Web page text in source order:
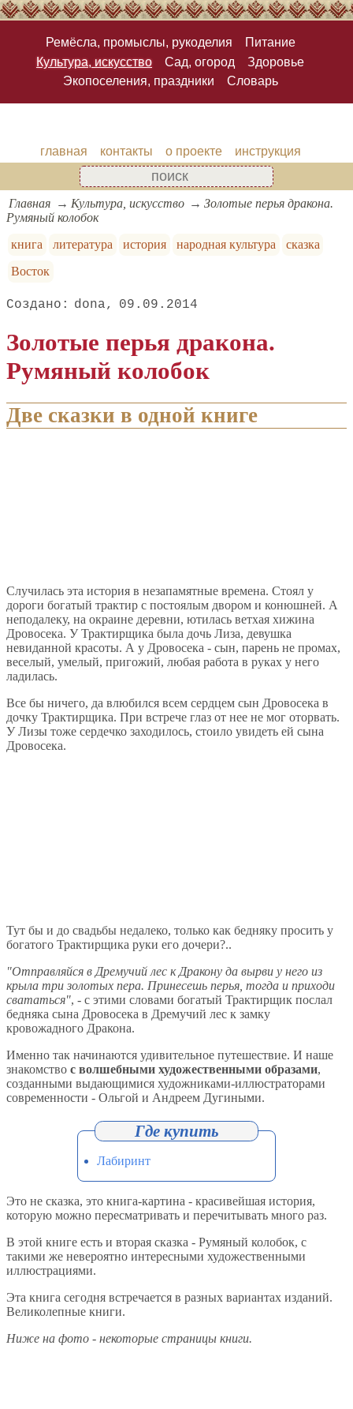
Ремёсла, промыслы, рукоделия
Питание
Культура, искусство
Сад, огород
Здоровье
Экопоселения, праздники
Словарь
главная контакты о проекте инструкция
Главная Культура, искусство
Золотые перья дракона.
Румяный колобок
книга
литература история народная культура
сказка
Восток
dona 09.09.2014
Золотые перья дракона.
Румяный колобок
Две сказки в одной книге
Случилась эта история в незапамятные времена. Стоял у
дороги богатый трактир с постоялым двором и конюшней. А
неподалеку, на окраине деревни, ютилась ветхая хижина
Дровосека. У Трактирщика была дочь Лиза, девушка
невиданной красоты. А у Дровосека - сын, парень не промах,
веселый, умелый, пригожий, любая работа в руках у него
ладилась.
Все бы ничего, да влюбился всем сердцем сын Дровосека в
дочку Трактирщика. При встрече глаз от нее не мог оторвать.
У Лизы тоже сердечко заходилось, стоило увидеть ей сына
Дровосека.
Тут бы и до свадьбы недалеко, только как бедняку просить у
богатого Трактирщика руки его дочери?..
"Отправляйся в Дремучий лес к Дракону да вырви у него из
крыла три золотых пера. Принесешь перья, тогда и приходи
свататься", - с этими словами богатый Трактирщик послал
бедняка сына Дровосека в Дремучий лес к замку
кровожадного Дракона.
Именно так начинаются удивительное путешествие. И наше
знакомство с волшебными художественными образами,
созданными выдающимися художниками-иллюстраторами
современности - Ольгой и Андреем Дугиными.
Лабиринт
Это не сказка, это книга-картина - красивейшая история,
которую можно пересматривать и перечитывать много раз.
В этой книге есть и вторая сказка - Румяный колобок, с
такими же невероятно интересными художественными
иллюстрациями.
Эта книга сегодня встречается в разных вариантах изданий.
Великолепные книги.
Ниже на фото - некоторые страницы книги.